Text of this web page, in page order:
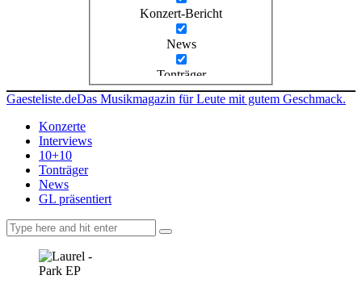
Konzert-Bericht
News
Tonträger
Gaesteliste.deDas Musikmagazin für Leute mit gutem Geschmack.
Konzerte
Interviews
10+10
Tonträger
News
GL präsentiert